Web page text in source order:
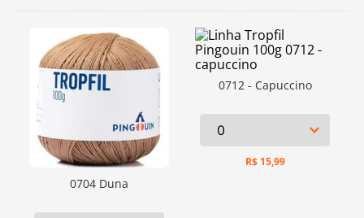
0704 Duna
0712 - Capuccino
R$ 15,99